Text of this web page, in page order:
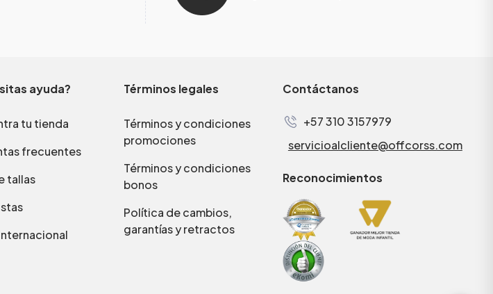
ayuda?
tu tienda
frecuentes
tallas
Términos legales
Términos y condiciones
promociones
Términos y condiciones
bonos
Política de cambios,
garantías y retractos
Contáctanos
+57 310 3157979
servicioalcliente@offcorss.com
Reconocimientos